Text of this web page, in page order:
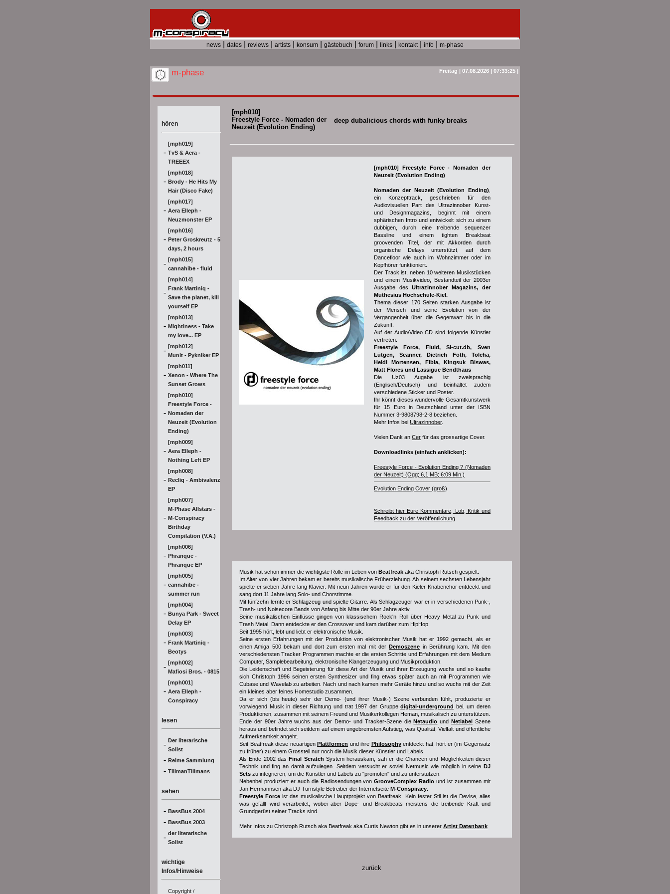
news| dates| reviews| artists| konsum| gästebuch forum| links| kontakt| info| m-phase
m-phase Freitag | 07.08.2026 | 07:33:25 |
hören
-
[mph019]
TvS & Aera -
TREEEX
-
[mph018]
Brody - He Hits My
Hair (Disco Fake)
-
[mph017]
Aera Elleph -
Neuzmonster EP
-
[mph016]
Peter Groskreutz - 5
days, 2 hours
- [mph015]
cannahibe - fluid
-
[mph014]
Frank Martiniq -
Save the planet, kill
yourself EP
-
[mph013]
Mightiness - Take
my love... EP
- [mph012]
Munit - Pykniker EP
-
[mph011]
Xenon - Where The
Sunset Grows
-
[mph010]
Freestyle Force -
Nomaden der
Neuzeit (Evolution
Ending)
-
[mph009]
Aera Elleph -
Nothing Left EP
-
[mph008]
Recliq - Ambivalenz
EP
-
[mph007]
M-Phase Allstars -
M-Conspiracy
Birthday
Compilation (V.A.)
-
[mph006]
Phranque -
Phranque EP
-
[mph005]
cannahibe -
summer run
-
[mph004]
Bunya Park - Sweet
Delay EP
-
[mph003]
Frank Martiniq -
Beotys
- [mph002]
Mafiosi Bros. - 0815
-
[mph001]
Aera Elleph -
Conspiracy
lesen
- Der literarische
Solist
- Reime Sammlung
- TillmanTillmans
sehen
- BassBus 2004
- BassBus 2003
- der literarische
Solist
wichtige
Infos/Hinweise
Copyright /
[mph010]
Freestyle Force - Nomaden der
Neuzeit (Evolution Ending)
deep dubalicious chords with funky breaks
[mph010] Freestyle Force - Nomaden der
Neuzeit (Evolution Ending)
Nomaden der Neuzeit (Evolution Ending)
ein Konzepttrack, geschrieben für den
Audiovisuellen Part des Ultrazinnober Kunst-
und Designmagazins, beginnt mit einem
sphärischen Intro und entwickelt sich zu einem
dubbigen, durch eine treibende sequenzer
Bassline und einem tighten Breakbeat
groovenden Titel, der mit Akkorden durch
organische Delays unterstützt, auf dem
Dancefloor wie auch im Wohnzimmer oder im
Kopfhörer funktioniert.
Der Track ist, neben 10 weiteren Musikstücken
und einem Musikvideo, Bestandteil der 2003er
Ausgabe desUltrazinnober Magazins, der
Muthesius Hochschule-Kiel.
Thema dieser 170 Seiten starken Ausgabe ist
der Mensch und seine Evolution von der
Vergangenheit über die Gegenwart bis in die
Zukunft.
Auf der Audio/Video CD sind folgende Künstler
vertreten:
Freestyle Force, Fluid, Si-cut.db, Sven
Lütgen, Scanner, Dietrich Foth, Tolcha,
Heidi Mortensen, Fibla, Kingsuk Biswas,
Matt Flores und Lassigue Bendthaus
Die Uz03 Augabe ist zweisprachig
(Englisch/Deutsch) und beinhaltet zudem
verschiedene Sticker und Poster.
Ihr könnt dieses wundervolle Gesamtkunstwerk
für 15 Euro in Deutschland unter der ISBN
Nummer 3-9808798-2-8 beziehen.
Mehr Infos bei Ultrazinnober.
Vielen Dank an Cerfür das grossartige Cover.
Downloadlinks (einfach anklicken):
Freestyle Force - Evolution Ending ? (Nomaden
der Neuzeit) (Ogg; 6,1 MB; 6:09 Min.)
Evolution Ending Cover (groß)
Schreibt hier Eure Kommentare, Lob, Kritik und
Feedback zu der Veröffentlichung
Musik hat schon immer die wichtigste Rolle im Leben von Beatfreakaka Christoph Rutsch gespielt.
Im Alter von vier Jahren bekam er bereits musikalische Früherziehung. Ab seinem sechsten Lebensjahr
spielte er sieben Jahre lang Klavier. Mit neun Jahren wurde er für den Kieler Knabenchor entdeckt und
sang dort 11 Jahre lang Solo- und Chorstimme.
Mit fünfzehn lernte er Schlagzeug und spielte Gitarre. Als Schlagzeuger war er in verschiedenen Punk-,
Trash- und Noisecore Bands von Anfang bis Mitte der 90er Jahre aktiv.
Seine musikalischen Einflüsse gingen von klassischem Rock'n Roll über Heavy Metal zu Punk und
Trash Metal. Dann entdeckte er den Crossover und kam darüber zum HipHop.
Seit 1995 hört, lebt und liebt er elektronische Musik.
Seine ersten Erfahrungen mit der Produktion von elektronischer Musik hat er 1992 gemacht, als er
einen Amiga 500 bekam und dort zum ersten mal mit derDemoszene in Berührung kam. Mit den
verschiedensten Tracker Programmen machte er die ersten Schritte und Erfahrungen mit dem Medium
Computer, Samplebearbeitung, elektronische Klangerzeugung und Musikproduktion.
Die Leidenschaft und Begeisterung für diese Art der Musik und ihrer Erzeugung wuchs und so kaufte
sich Christoph 1996 seinen ersten Synthesizer und fing etwas später auch an mit Programmen wie
Cubase und Wavelab zu arbeiten. Nach und nach kamen mehr Geräte hinzu und so wuchs mit der Zeit
ein kleines aber feines Homestudio zusammen.
Da er sich (bis heute) sehr der Demo- (und ihrer Musik-) Szene verbunden fühlt, produzierte er
vorwiegend Musik in dieser Richtung und trat 1997 der Gruppedigital-underground bei, um deren
Produktionen, zusammen mit seinem Freund und Musikerkollegen Heman, musikalisch zu unterstützen.
Ende der 90er Jahre wuchs aus der Demo- und Tracker-Szene dieNetaudio undNetlabel Szene
heraus und befindet sich seitdem auf einem ungebremsten Aufstieg, was Qualität, Vielfalt und öffentliche
Aufmerksamkeit angeht.
Seit Beatfreak diese neuartigenPlattformen und ihre Philosophyentdeckt hat, hört er (im Gegensatz
zu früher) zu einem Grossteil nur noch die Musik dieser Künstler und Labels.
Als Ende 2002 dasFinal Scratch System herauskam, sah er die Chancen und Möglichkeiten dieser
Technik und fing an damit aufzulegen. Seitdem versucht er soviel Netmusic wie möglich in seine DJ
Setszu integrieren, um die Künstler und Labels zu "promoten" und zu unterstützen.
Nebenbei produziert er auch die Radiosendungen vonGrooveComplex Radio und ist zusammen mit
Jan Hermannsen aka DJ Turnstyle Betreiber der Internetseite M-Conspiracy.
Freestyle Force ist das musikalische Hauptprojekt von Beatfreak. Kein fester Stil ist die Devise, alles
was gefällt wird verarbeitet, wobei aber Dope- und Breakbeats meistens die treibende Kraft und
Grundgerüst seiner Tracks sind.
Mehr Infos zu Christoph Rutsch aka Beatfreak aka Curtis Newton gibt es in unserer Artist Datenbank
zurück